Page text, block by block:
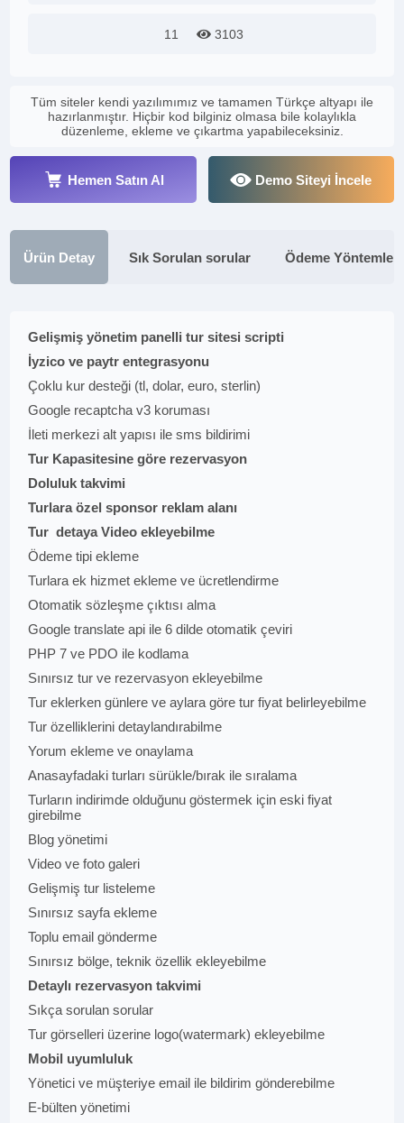
11 3103
Tüm siteler kendi yazılımımız ve tamamen Türkçe altyapı ile
hazırlanmıştır. Hiçbir kod bilginiz olmasa bile kolaylıkla
düzenleme, ekleme ve çıkartma yapabileceksiniz.
Hemen Satın Al Demo Siteyi İncele
Ürün Detay Sık Sorulan sorular Ödeme Yöntemleri
Gelişmiş yönetim panelli tur sitesi scripti
İyzico ve paytr entegrasyonu
Çoklu kur desteği (tl, dolar, euro, sterlin)
Google recaptcha v3 koruması
İleti merkezi alt yapısı ile sms bildirimi
Tur Kapasitesine göre rezervasyon
Doluluk takvimi
Turlara özel sponsor reklam alanı
Tur detaya Video ekleyebilme
Ödeme tipi ekleme
Turlara ek hizmet ekleme ve ücretlendirme
Otomatik sözleşme çıktısı alma
Google translate api ile 6 dilde otomatik çeviri
PHP 7 ve PDO ile kodlama
Sınırsız tur ve rezervasyon ekleyebilme
Tur eklerken günlere ve aylara göre tur fiyat belirleyebilme
Tur özelliklerini detaylandırabilme
Yorum ekleme ve onaylama
Anasayfadaki turları sürükle/bırak ile sıralama
Turların indirimde olduğunu göstermek için eski fiyat
girebilme
Blog yönetimi
Video ve foto galeri
Gelişmiş tur listeleme
Sınırsız sayfa ekleme
Toplu email gönderme
Sınırsız bölge, teknik özellik ekleyebilme
Detaylı rezervasyon takvimi
Sıkça sorulan sorular
Tur görselleri üzerine logo(watermark) ekleyebilme
Mobil uyumluluk
Yönetici ve müşteriye email ile bildirim gönderebilme
E-bülten yönetimi